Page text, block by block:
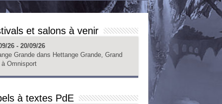
et salons à venir
26 - 20/09/26
Grande dans Hettange Grande, Grand
à Omnisport
à textes PdE